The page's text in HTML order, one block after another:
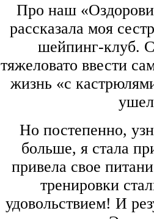
Про наш
рассказала моя
шейпинг-клуб.
тяжеловато ввести
жизнь «с
Но постепенно,
больше, я стала
привела свое
тренировки
удовольствием! И